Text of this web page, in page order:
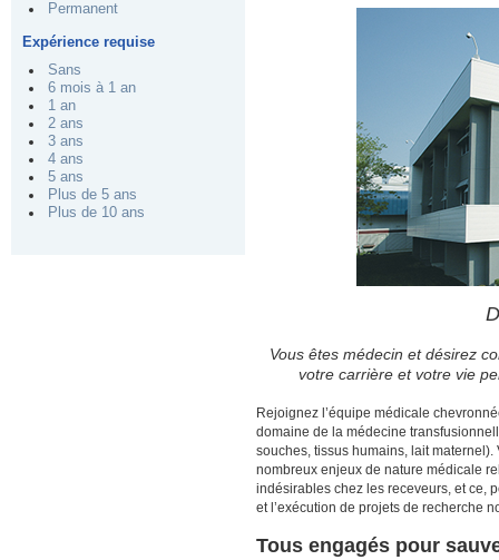
Permanent
Expérience requise
Sans
6 mois à 1 an
1 an
2 ans
3 ans
4 ans
5 ans
Plus de 5 ans
Plus de 10 ans
Vous êtes médecin et désirez
votre carrière et votre vie
Rejoignez l’équipe médicale
domaine de la médecine
souches, tissus humains, lait
nombreux enjeux de nature médicale
indésirables chez les receveurs, et ce,
et l’exécution de projets de recherche
Tous engagés pour